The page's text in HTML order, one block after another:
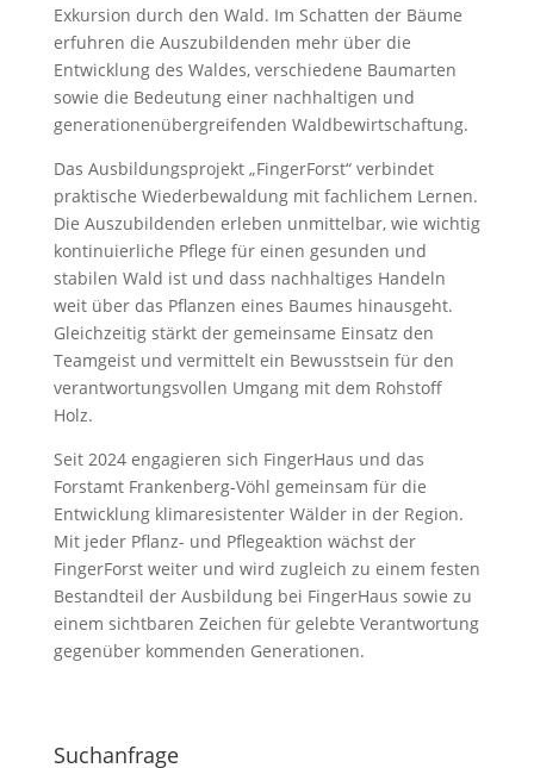
Exkursion durch den Wald. Im Schatten der Bäume
erfuhren die Auszubildenden mehr über die
Entwicklung des Waldes, verschiedene Baumarten
sowie die Bedeutung einer nachhaltigen und
generationenübergreifenden Waldbewirtschaftung.
Das Ausbildungsprojekt „FingerForst“ verbindet
praktische Wiederbewaldung mit fachlichem Lernen.
Die Auszubildenden erleben unmittelbar, wie wichtig
kontinuierliche Pflege für einen gesunden und
stabilen Wald ist und dass nachhaltiges Handeln
weit über das Pflanzen eines Baumes hinausgeht.
Gleichzeitig stärkt der gemeinsame Einsatz den
Teamgeist und vermittelt ein Bewusstsein für den
verantwortungsvollen Umgang mit dem Rohstoff
Holz.
Seit 2024 engagieren sich FingerHaus und das
Forstamt Frankenberg-Vöhl gemeinsam für die
Entwicklung klimaresistenter Wälder in der Region.
Mit jeder Pflanz- und Pflegeaktion wächst der
FingerForst weiter und wird zugleich zu einem festen
Bestandteil der Ausbildung bei FingerHaus sowie zu
einem sichtbaren Zeichen für gelebte Verantwortung
gegenüber kommenden Generationen.
Suchanfrage